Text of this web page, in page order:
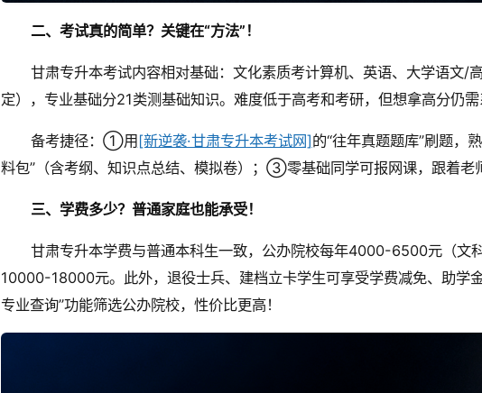
二、考试真的简单？关键在“方法”！
甘肃专升本考试内容相对基础：文化素质考计算机、英语、大学语文/
定），专业基础分21类测基础知识。难度低于高考和考研，但想拿高分仍需
备考捷径：①用 [新逆袭·甘肃专升本考试网]的“往年真题题库”刷题，
料包”（含考纲、知识点总结、模拟卷）；③零基础同学可报网课，跟着老
三、学费多少？普通家庭也能承受！
甘肃专升本学费与普通本科生一致，公办院校每年4000-6500元（文
10000-18000元。此外，退役士兵、建档立卡学生可享受学费减免、助学
专业查询”功能筛选公办院校，性价比更高！